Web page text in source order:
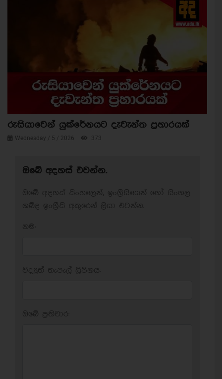
රුසියාවෙන් යුක්රේනයට දැවැන්ත ප්‍රහාරයක්
Wednesday / 5 / 2026 373
ඔබේ අදහස් එවන්න.